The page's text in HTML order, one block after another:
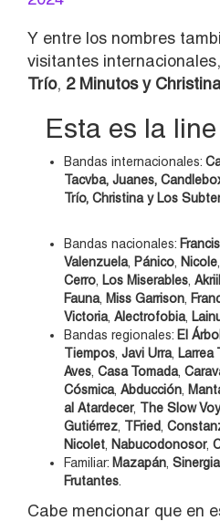
Y entre los nombres
visitantes
Trío, 2 Minutos y
Esta es la
Bandas internacionales:
Tacvba, Juanes,
Trío, Christina y Los
Bandas nacionales:
Valenzuela, Pánico, Nicole,
Cerro, Los Miserables,
Fauna, Miss Garrison,
Victoria, Alectrofobia,
Bandas regionales: El
Tiempos, Javi Urra, Larrea
Aves, Casa Tomada,
Cósmica, Abducción,
al Atardecer, The Slow
Gutiérrez, TFried,
Nicolet, Nabucodonosor,
Familiar: Mazapán,
Frutantes.
Cabe mencionar que en